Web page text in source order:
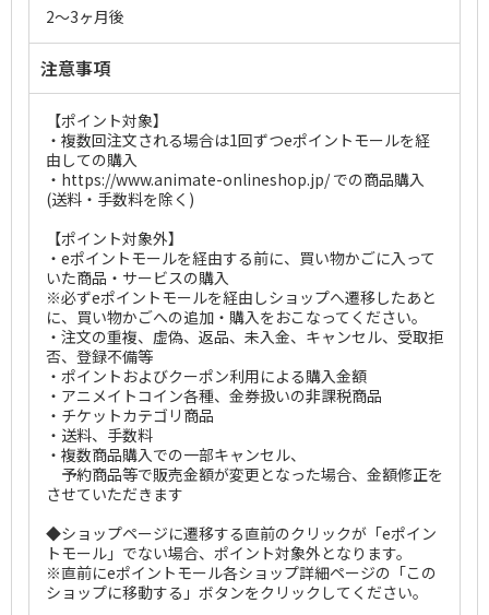
2～3ヶ月後
注意事項
【ポイント対象】
・複数回注文される場合は1回ずつeポイントモールを経
由しての購入
・https://www.animate-onlineshop.jp/ での商品購入
(送料・手数料を除く)
【ポイント対象外】
・eポイントモールを経由する前に、買い物かごに入って
いた商品・サービスの購入
※必ずeポイントモールを経由しショップへ遷移したあと
に、買い物かごへの追加・購入をおこなってください。
・注文の重複、虚偽、返品、未入金、キャンセル、受取拒
否、登録不備等
・ポイントおよびクーポン利用による購入金額
・アニメイトコイン各種、金券扱いの非課税商品
・チケットカテゴリ商品
・送料、手数料
・複数商品購入での一部キャンセル、
予約商品等で販売金額が変更となった場合、金額修正を
させていただきます
◆ショップページに遷移する直前のクリックが「eポイン
トモール」でない場合、ポイント対象外となります。
※直前にeポイントモール各ショップ詳細ページの「この
ショップに移動する」ボタンをクリックしてください。